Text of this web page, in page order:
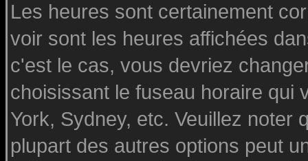
Les heures sont certainement
voir sont les heures affichées
c'est le cas, vous devriez
choisissant le fuseau horaire qui
York, Sydney, etc. Veuillez noter
plupart des autres options peut